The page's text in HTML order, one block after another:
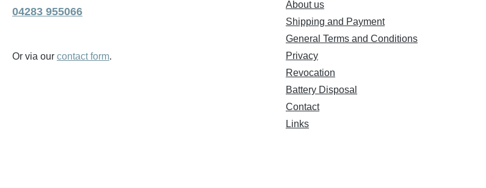
04283 955066
Or via our contact form.
About us
Shipping and Payment
General Terms and Conditions
Privacy
Revocation
Battery Disposal
Contact
Links